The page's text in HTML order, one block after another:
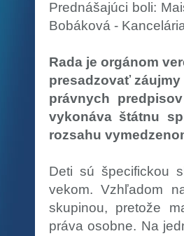
Prednášajúci boli:
Bobáková -
Rada je orgánom
presadzovať
právnych
vykonáva štátnu
rozsahu
Deti sú špecifickou
vekom. Vzhľadom
skupinou, pretože
práva osobne. Na